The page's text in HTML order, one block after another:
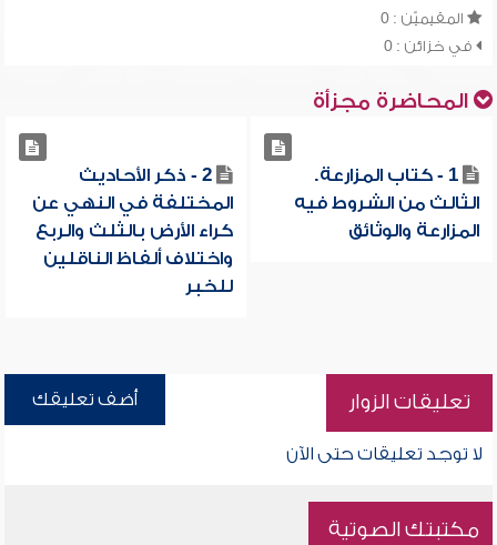
المقيميّن : 0
في خزائن : 0
المحاضرة مجزأة
1 - كتاب المزارعة.
الثالث من الشروط فيه
المزارعة والوثائق
2 - ذكر الأحاديث
المختلفة في النهي عن
كراء الأرض بالثلث والربع
واختلاف ألفاظ الناقلين
للخبر
تعليقات الزوار أضف تعليقك
لا توجد تعليقات حتى الآن
مكتبتك الصوتية